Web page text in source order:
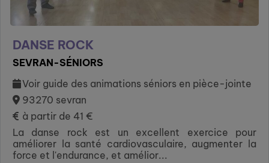
DANSE ROCK
SEVRAN-SÉNIORS
Voir guide des animations séniors en pièce-jointe
93270 sevran
à partir de 41 €
La danse rock est un excellent exercice pour
améliorer la santé cardiovasculaire, augmenter la
force et l'endurance, et amélior...